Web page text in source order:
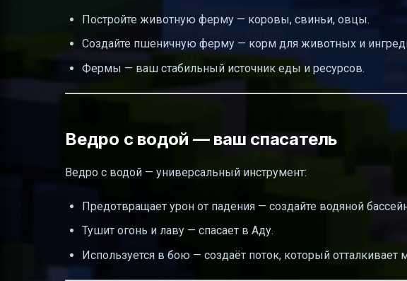
Постройте животную ферму — коровы, свиньи, овцы.
Создайте пшеничную ферму — корм для животных и
Фермы — ваш стабильный источник еды и ресурсов.
Ведро с водой — ваш спасатель
Ведро с водой — универсальный инструмент:
Предотвращает урон от падения — создайте водяной
Тушит огонь и лаву — спасает в Аду.
Используется в бою — создаёт поток, который отталкивает